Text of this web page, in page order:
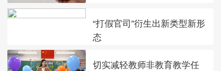
“打假官司”衍生出新类型新形
态
切实减轻教师非教育教学任